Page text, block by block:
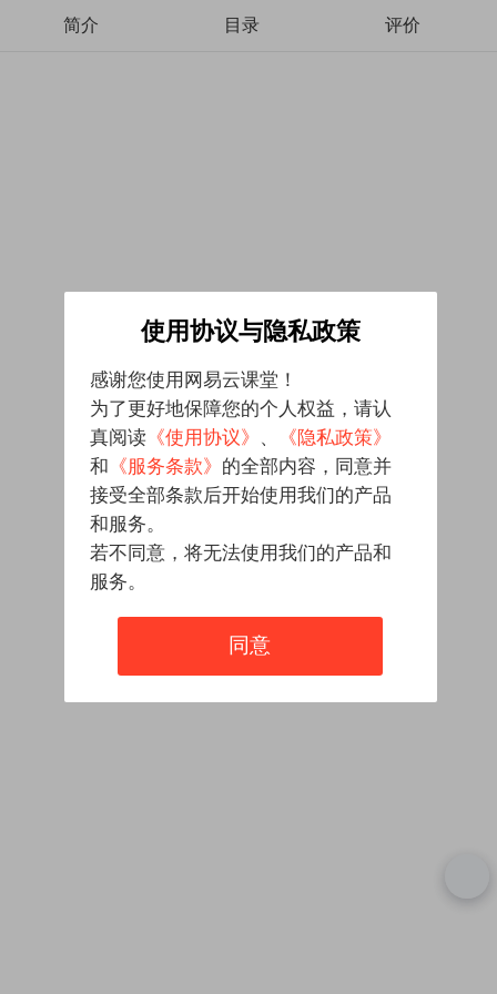
简介 目录 评价
使用协议与隐私政策
感谢您使用网易云课堂！
为了更好地保障您的个人权益，请认
真阅读 《使用协议》 、
《隐私政策》
和 《服务条款》 的全部内容，同意并
接受全部条款后开始使用我们的产品
和服务。
若不同意，将无法使用我们的产品和
服务。
同意